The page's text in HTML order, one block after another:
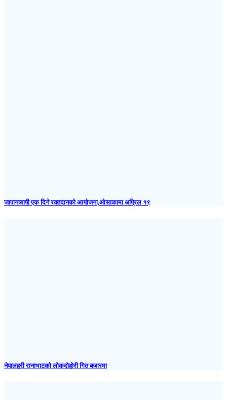
जापानव्यापी एक दिने रक्तदानको आयोजना,ओसाकामा अप्रिल १९
नेपालहरी रानाभाटको लोकदोहोरी गित बजारमा